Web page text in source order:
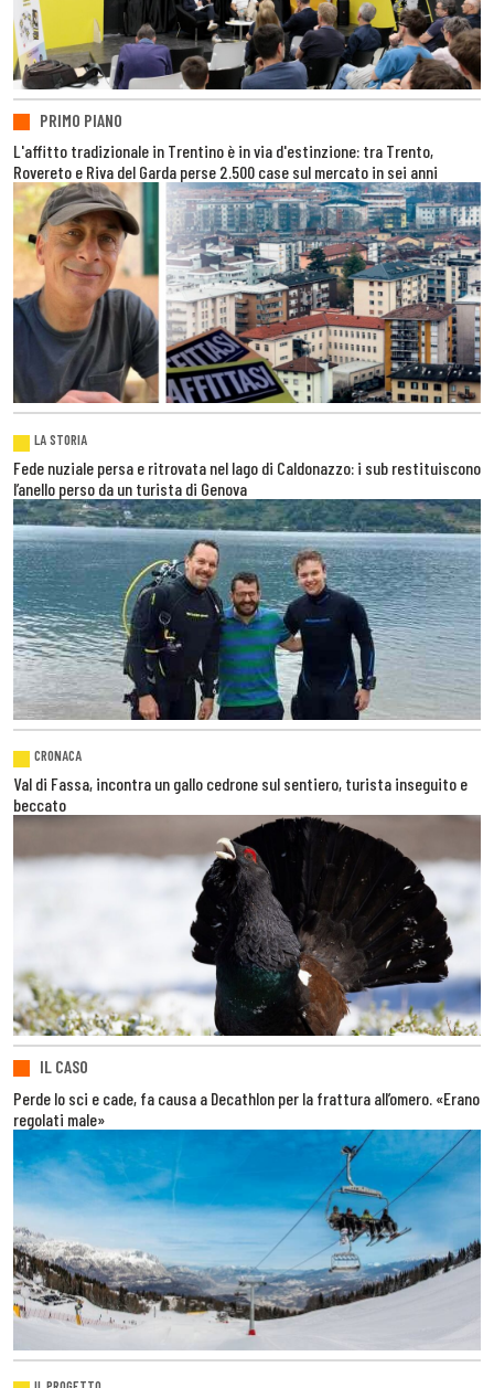
PRIMO PIANO
L'affitto tradizionale in Trentino è in via d'estinzione: tra Trento,
Rovereto e Riva del Garda perse 2.500 case sul mercato in sei anni
LA STORIA
Fede nuziale persa e ritrovata nel lago di Caldonazzo: i sub restituiscono
l’anello perso da un turista di Genova
CRONACA
Val di Fassa, incontra un gallo cedrone sul sentiero, turista inseguito e
beccato
IL CASO
Perde lo sci e cade, fa causa a Decathlon per la frattura all’omero. «Erano
regolati male»